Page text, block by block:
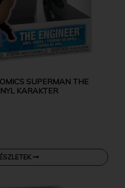
SUPERMAN THE
KARAKTER